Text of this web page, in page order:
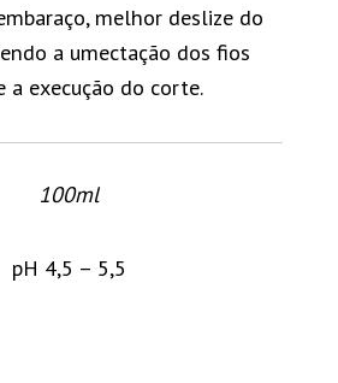
melhor deslize do
a umectação dos fios
a execução do corte.
100ml
pH 4,5 – 5,5